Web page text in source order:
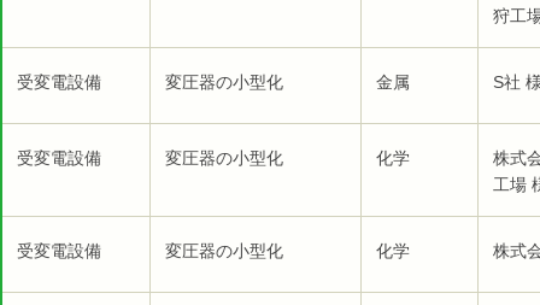
狩工
受変電設備 変圧器の小型化 金属 S社
受変電設備 変圧器の小型化 化学
株式
工場
受変電設備 変圧器の小型化 化学 株式